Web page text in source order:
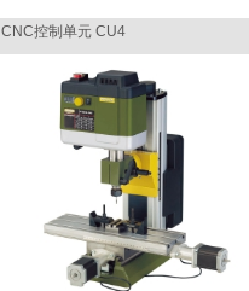
CNC控制单元 CU4